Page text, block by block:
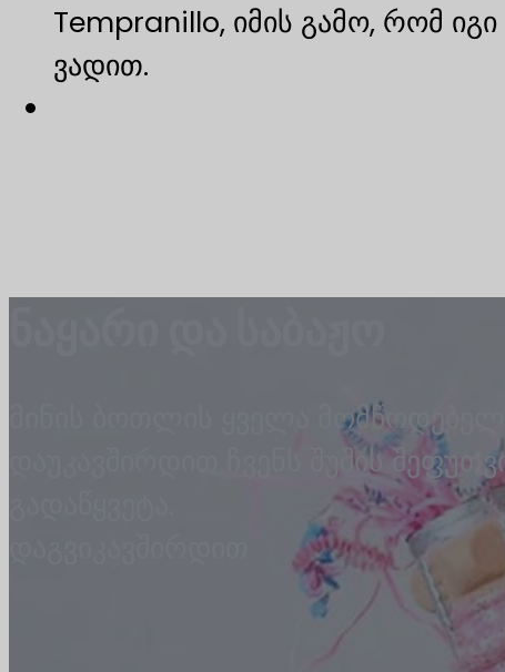
Tempranillo, იმის გამო, რომ
ვადით.
მინის ბოთლის ყველა
დაუკავშირდით ჩვენს შუშის